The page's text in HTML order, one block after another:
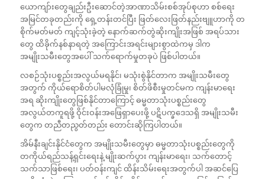
ယောကျာ်းတွေချည်းဦးဆောင်တဲ့အာဏာသိမ်းစစ်အုပ်စုဟာ စစ်ရေး
အမြင်တခုတည်းကို ရှေ့တန်းတင်ပြီး ဖြတ်လေးဖြတ်နည်းဗျူဟာကို တ
စိုက်မတ်မတ် ကျင့်သုံးခဲ့တဲ့ နောက်ဆက်တွဲဆိုးကျိုးအဖြစ် အရပ်သား
တွေ ထိခိုက်နစ်နာရတဲ့ အကြောင်းအရင်းများစွာထဲကမှ ဒါက
အမျိုးသမီးတွေအပေါ် သက်ရောက်မှုတခုပဲ ဖြစ်ပါတယ်။
လစဉ်သုံးပစ္စည်းအလွယ်မရနိုင်၊ မသုံးစွဲနိုင်တာက အမျိုးသမီးတွေ
အတွက် ကိုယ်ရောစိတ်ပါမလုံခြုံမှု၊ စိတ်ဖိစီးမှုတင်မက ကျန်းမာရေး
အရ ဆိုးကျိုးတွေဖြစ်နိုင်တာကြောင့် ဓမ္မတာသုံးပစ္စည်းတွေ
အလွယ်တကူရဖို့ ဝိုင်းဝန်းအဖြေရှာပေးဖို့ ပဋိပက္ခဒေသရှိ အမျိုးသမီး
တွေက တညီတညွတ်တည်း တောင်းဆိုကြပါတယ်။
အိမ်နီးချင်းနိုင်ငံတွေက အမျိုးသမီးတွေမှာ ဓမ္မတာသုံးပစ္စည်းတွေကို
တကိုယ်ရည်သန့်ရှင်းရေးနဲ့ မျိုးဆက်ပွား ကျန်းမာရေး၊ သက်တောင့်
သက်သာဖြစ်ရေး၊ ပတ်ဝန်းကျင် ထိန်းသိမ်းရေးအတွက်ပါ အဆင်ပြေ